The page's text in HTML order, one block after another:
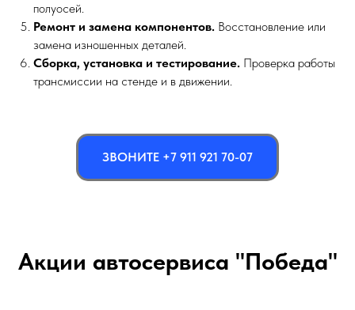
полуосей.
Ремонт и замена компонентов. Восстановление или
замена изношенных деталей.
Сборка, установка и тестирование. Проверка работы
трансмиссии на стенде и в движении.
ЗВОНИТЕ +7 911 921 70-07
Акции автосервиса "Победа"